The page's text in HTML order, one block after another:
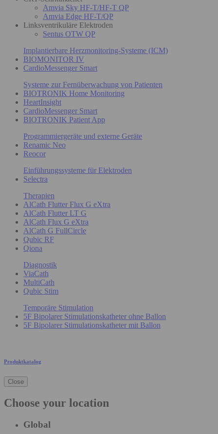
Amvia Sky HF-T/HF-T QP
Amvia Edge HF-T/QP
Linksventrikuläre Elektroden
Sentus OTW QP
Implantierbare Herzmonitoring-Systeme (ICM)
BIOMONITOR IV
CardioMessenger Smart
Systeme zur Fernüberwachung von Patienten
BIOTRONIK Home Monitoring
HeartInsight
CardioMessenger Smart
BIOTRONIK Patient App
Programmiergeräte und externe Geräte
Renamic Neo
Reocor
Einführungssysteme für Elektroden
Selectra
Therapien
AlCath Flutter Flux G eXtra
AlCath Flutter LT G
AlCath Flux G eXtra
AlCath G FullCircle
Qubic RF
Qiona
Diagnostik
ViaCath
MultiCath
Qubic Stim
Temporäre Stimulation
5F Bipolarer Stimulationskatheter ohne Ballon
5F Bipolarer Stimulationskatheter mit Ballon
Produktkatalog
Close
Choose your location
Global